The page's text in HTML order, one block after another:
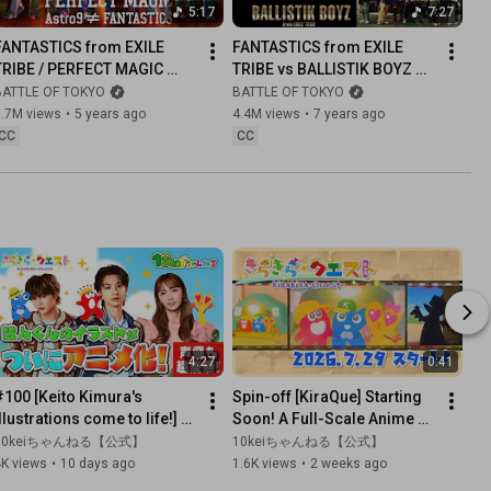
5:17
from EXILE
/ PERFECT MAGIC
Video)
OF TOKYO
views • 5 years ago
7:27
FANTASTICS from EXILE
TRIBE vs BALLISTIK BOYZ
from EXILE TRIBE / SHOCK
THE WORLD
BATTLE OF TOKYO
4.4M views • 7 years ago
CC
4:27
[Keito Kimura's
come to life!]
star voice cast revealed!
finally b...
ちゃんねる【公式】
views • 10 days ago
0:41
Spin-off [KiraQue] Starting
Soon! A Full-Scale Anime
from 10kei Channel
10keiちゃんねる【公式】
1.6K views • 2 weeks ago